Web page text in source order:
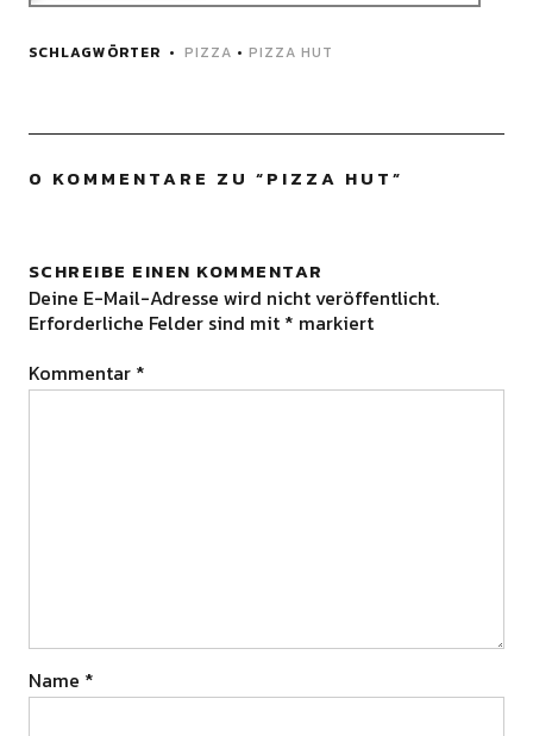
SCHLAGWÖRTER PIZZA • PIZZA HUT
0 KOMMENTARE ZU “PIZZA HUT”
SCHREIBE EINEN KOMMENTAR
Deine E-Mail-Adresse wird nicht veröffentlicht.
Erforderliche Felder sind mit * markiert
Kommentar *
Name *